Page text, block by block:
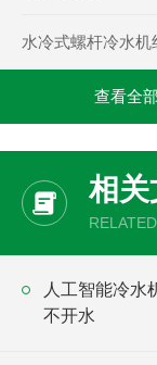
水冷式螺杆冷水机
查看全
相关
人工智能冷水
不开水